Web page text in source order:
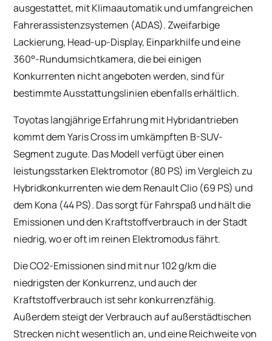
ausgestattet, mit Klimaautomatik und umfangreichen
Fahrerassistenzsystemen (ADAS). Zweifarbige
Lackierung, Head-up-Display, Einparkhilfe und eine
360°-Rundumsichtkamera, die bei einigen
Konkurrenten nicht angeboten werden, sind für
bestimmte Ausstattungslinien ebenfalls erhältlich.
Toyotas langjährige Erfahrung mit Hybridantrieben
kommt dem Yaris Cross im umkämpften B-SUV-
Segment zugute. Das Modell verfügt über einen
leistungsstarken Elektromotor (80 PS) im Vergleich zu
Hybridkonkurrenten wie dem Renault Clio (69 PS) und
dem Kona (44 PS). Das sorgt für Fahrspaß und hält die
Emissionen und den Kraftstoffverbrauch in der Stadt
niedrig, wo er oft im reinen Elektromodus fährt.
Die CO2-Emissionen sind mit nur 102 g/km die
niedrigsten der Konkurrenz, und auch der
Kraftstoffverbrauch ist sehr konkurrenzfähig.
Außerdem steigt der Verbrauch auf außerstädtischen
Strecken nicht wesentlich an, und eine Reichweite von